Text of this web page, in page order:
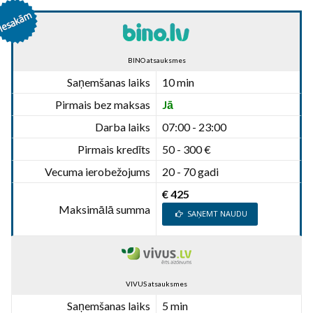
BINO atsauksmes
Saņemšanas laiks
10 min
Pirmais bez maksas
Jā
Darba laiks
07:00 - 23:00
Pirmais kredīts
50 - 300 €
Vecuma ierobežojums
20 - 70 gadi
Maksimālā summa
€ 425
SAŅEMT NAUDU
VIVUS atsauksmes
Saņemšanas laiks
5 min